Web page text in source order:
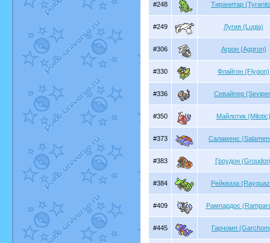
#248 Тиранитар
#249 Лугия (Lugia)
#306 Агрон (Aggron)
#330 Флайгон (Flygon)
#336 Севайпер
#350 Майлотик (Milotic)
#373 Саламенс
#383 Гроудон
#384 Рейкваза
#409 Рампардос
#445 Гарчомп